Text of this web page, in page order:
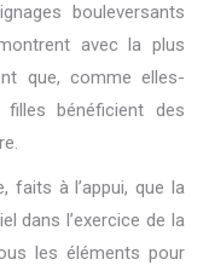
bouleversants
avec la plus
que, comme elles-
bénéficient des
faits à l’appui, que la
dans l’exercice de la
les éléments pour